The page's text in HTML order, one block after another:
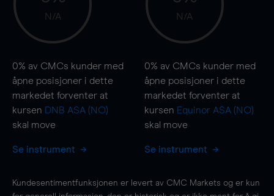
N/A
0% av CMCs kunder med
åpne posisjoner i dette
markedet forventer at
kursen DNB ASA (NO)
skal move
Se instrument
N/A
0% av CMCs kunder med
åpne posisjoner i dette
markedet forventer at
kursen Equinor ASA (NO)
skal move
Se instrument
Kundesentimentfunksjonen er levert av CMC Markets og er kun